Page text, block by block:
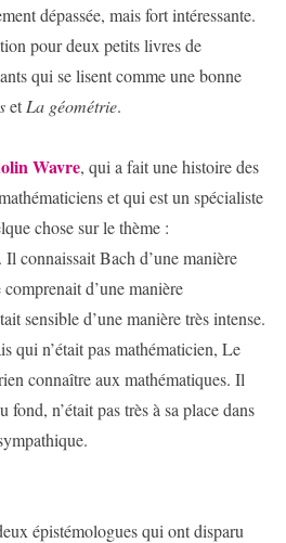
dépassée, mais fort intéressante.
pour deux petits livres de
qui se lisent comme une bonne
et La géométrie.
Wavre, qui a fait une histoire des
et qui est un spécialiste
chose sur le thème :
connaissait Bach d’une manière
d’une manière
sensible d’une manière très intense.
qui n’était pas mathématicien, Le
connaître aux mathématiques. Il
fond, n’était pas très à sa place dans
épistémologues qui ont disparu